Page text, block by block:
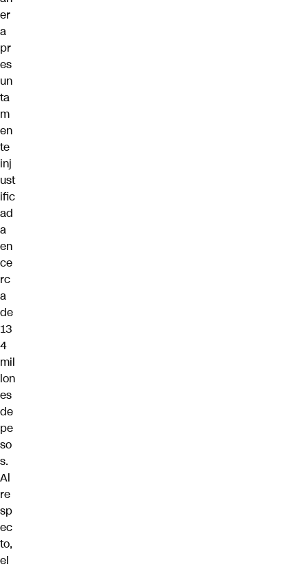
er
a
pr
es
un
ta
m
en
te
inj
ust
ific
ad
a
en
ce
rc
a
de
13
4
mil
lon
es
de
pe
so
s.
Al
re
sp
ec
to,
el